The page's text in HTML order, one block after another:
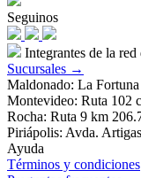
Seguinos
Integrantes de la red
Sucursales →
Maldonado: La Fortuna
Montevideo: Ruta 102
Rocha: Ruta 9 km
Piriápolis: Avda.
Ayuda
Términos y condiciones